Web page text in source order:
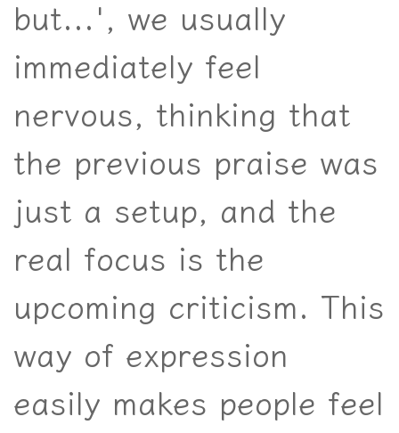
but...', we usually
immediately feel
nervous, thinking that
the previous praise was
just a setup, and the
real focus is the
upcoming criticism. This
way of expression
easily makes people feel